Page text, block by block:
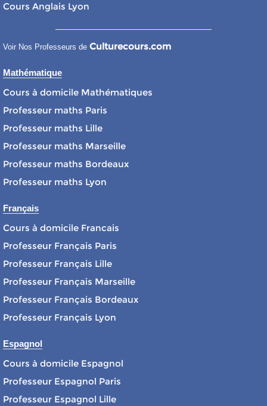
Cours Anglais Lyon
Voir Nos Professeurs de Culturecours.com
Mathématique
Cours à domicile Mathématiques
Professeur maths Paris
Professeur maths Lille
Professeur maths Marseille
Professeur maths Bordeaux
Professeur maths Lyon
Français
Cours à domicile Francais
Professeur Français Paris
Professeur Français Lille
Professeur Français Marseille
Professeur Français Bordeaux
Professeur Français Lyon
Espagnol
Cours à domicile Espagnol
Professeur Espagnol Paris
Professeur Espagnol Lille